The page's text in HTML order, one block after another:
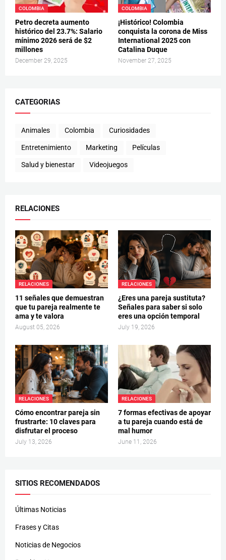
COLOMBIA
Petro decreta aumento
histórico del 23.7%: Salario
mínimo 2026 será de $2
millones
December 29, 2025
COLOMBIA
¡Histórico! Colombia
conquista la corona de Miss
International 2025 con
Catalina Duque
November 27, 2025
CATEGORIAS
Animales Colombia Curiosidades
Entretenimiento Marketing Películas
Salud y bienestar Videojuegos
RELACIONES
RELACIONES
11 señales que demuestran
que tu pareja realmente te
ama y te valora
August 05, 2026
RELACIONES
¿Eres una pareja sustituta?
Señales para saber si solo
eres una opción temporal
July 19, 2026
RELACIONES
Cómo encontrar pareja sin
frustrarte: 10 claves para
disfrutar el proceso
July 13, 2026
RELACIONES
7 formas efectivas de apoyar
a tu pareja cuando está de
mal humor
June 11, 2026
SITIOS RECOMENDADOS
Últimas Noticias
Frases y Citas
Noticias de Negocios